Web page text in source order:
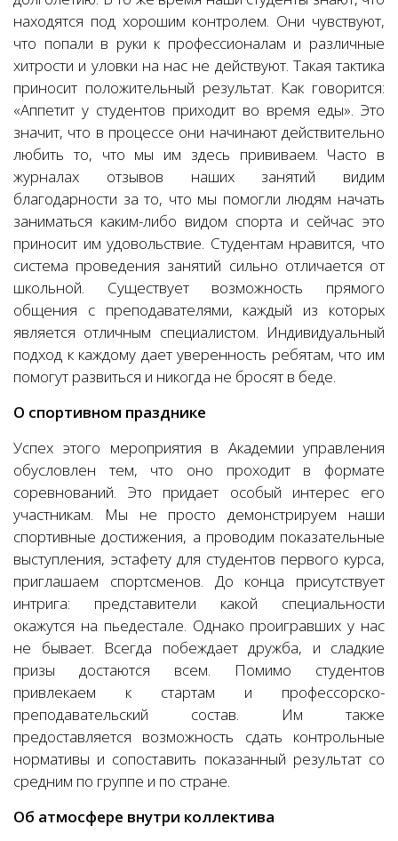
находятся под хорошим контролем. Они чувствуют,
что попали в руки к профессионалам и различные
хитрости и уловки на нас не действуют. Такая тактика
приносит положительный результат. Как говорится:
«Аппетит у студентов приходит во время еды». Это
значит, что в процессе они начинают действительно
любить то, что мы им здесь прививаем. Часто в
журналах отзывов наших занятий видим
благодарности за то, что мы помогли людям начать
заниматься каким-либо видом спорта и сейчас это
приносит им удовольствие. Студентам нравится, что
система проведения занятий сильно отличается от
школьной. Существует возможность прямого
общения с преподавателями, каждый из которых
является отличным специалистом. Индивидуальный
подход к каждому дает уверенность ребятам, что им
помогут развиться и никогда не бросят в беде.
О спортивном празднике
Успех этого мероприятия в Академии управления
обусловлен тем, что оно проходит в формате
соревнований. Это придает особый интерес его
участникам. Мы не просто демонстрируем наши
спортивные достижения, а проводим показательные
выступления, эстафету для студентов первого курса,
приглашаем спортсменов. До конца присутствует
интрига: представители какой специальности
окажутся на пьедестале. Однако проигравших у нас
не бывает. Всегда побеждает дружба, и сладкие
призы достаются всем. Помимо студентов
привлекаем к стартам и профессорско-
преподавательский состав. Им также
предоставляется возможность сдать контрольные
нормативы и сопоставить показанный результат со
средним по группе и по стране.
Об атмосфере внутри коллектива